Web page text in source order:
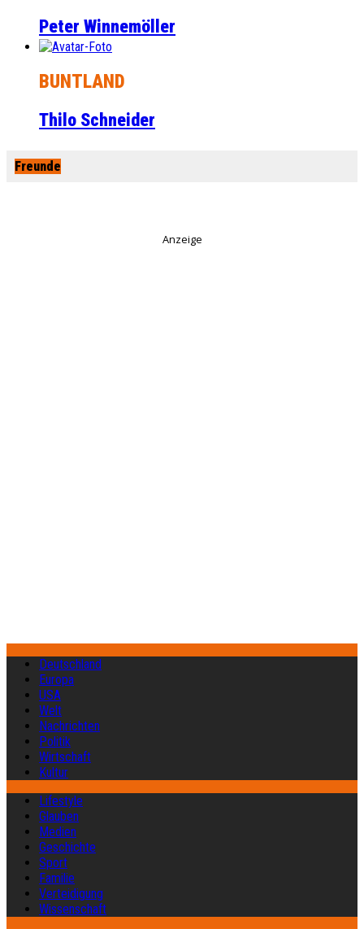
Peter Winnemöller
BUNTLAND
Thilo Schneider
Freunde
Anzeige
Deutschland
Europa
USA
Welt
Nachrichten
Politik
Wirtschaft
Kultur
Lifestyle
Glauben
Medien
Geschichte
Sport
Familie
Verteidigung
Wissenschaft